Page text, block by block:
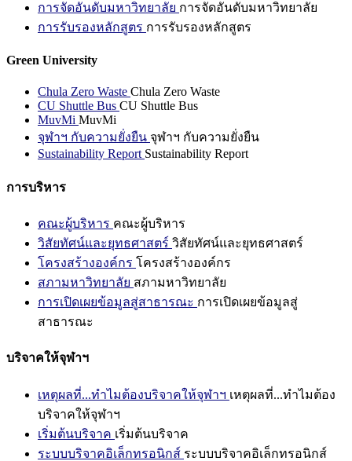
การจัดอันดับมหาวิทยาลัย การจัดอันดับมหาวิทยาลัย
การรับรองหลักสูตร การรับรองหลักสูตร
Green University
Chula Zero Waste Chula Zero Waste
CU Shuttle Bus CU Shuttle Bus
MuvMi MuvMi
จุฬาฯ กับความยั่งยืน จุฬาฯ กับความยั่งยืน
Sustainability Report Sustainability Report
การบริหาร
คณะผู้บริหาร คณะผู้บริหาร
วิสัยทัศน์และยุทธศาสตร์ วิสัยทัศน์และยุทธศาสตร์
โครงสร้างองค์กร โครงสร้างองค์กร
สภามหาวิทยาลัย สภามหาวิทยาลัย
การเปิดเผยข้อมูลสู่สาธารณะ การเปิดเผยข้อมูลสู่
สาธารณะ
บริจาคให้จุฬาฯ
เหตุผลที่...ทำไมต้องบริจาคให้จุฬาฯ เหตุผลที่...ทำไมต้อง
บริจาคให้จุฬาฯ
เริ่มต้นบริจาค เริ่มต้นบริจาค
ระบบบริจาคอิเล็กทรอนิกส์ ระบบบริจาคอิเล็กทรอนิกส์